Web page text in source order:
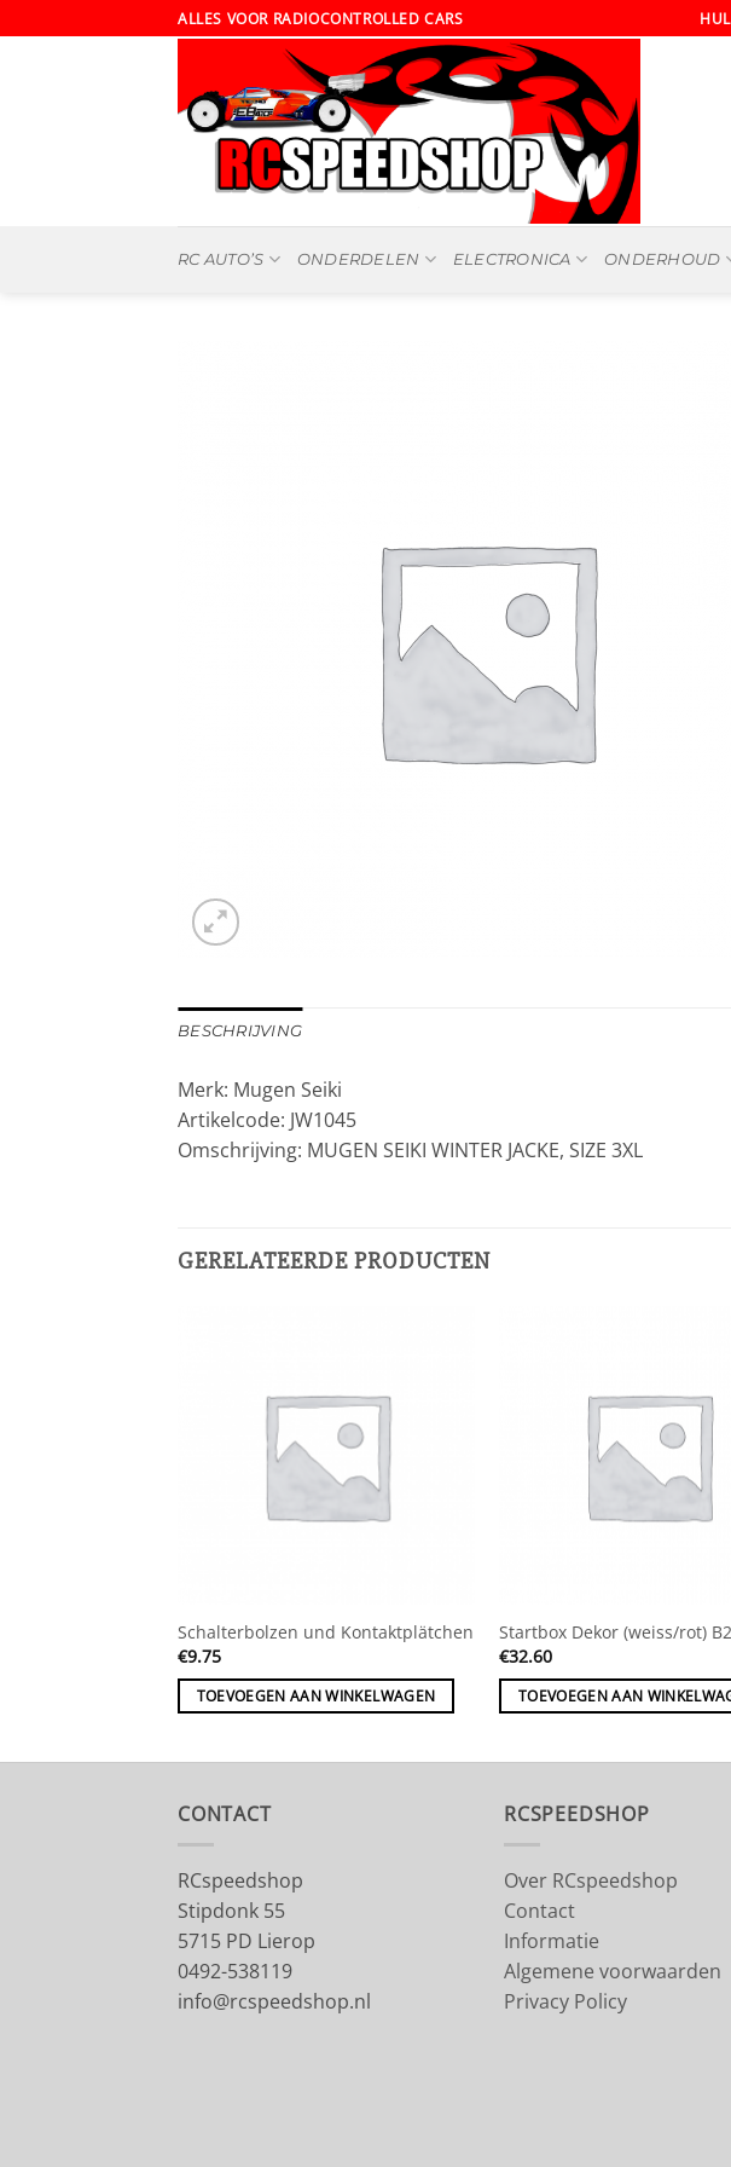
naar
ALLES VOOR RADIOCONTROLLED CARS
RC AUTO’S ONDERDELEN ELECTRONICA ONDERHOUD
BESCHRIJVING
Merk: Mugen Seiki
Artikelcode: JW1045
Omschrijving: MUGEN SEIKI WINTER JACKE, SIZE 3XL
GERELATEERDE PRODUCTEN
Schalterbolzen und Kontaktplätchen
€9.75
TOEVOEGEN AAN WINKELWAGEN
Startbox Dekor (weiss/rot) B2
€32.60
TOEVOEGEN AAN
CONTACT
RCspeedshop
Stipdonk 55
5715 PD Lierop
0492-538119
info@rcspeedshop.nl
RCSPEEDSHOP
Over RCspeedshop
Contact
Informatie
Algemene voorwaarden
Privacy Policy